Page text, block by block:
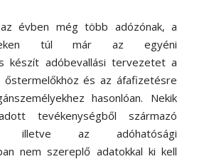
évben még több adózónak, a
túl már az egyéni
készít adóbevallási tervezetet a
őstermelőkhöz és az áfafizetésre
hasonlóan. Nekik
tevékenységből származó
illetve az adóhatósági
nem szereplő adatokkal ki kell